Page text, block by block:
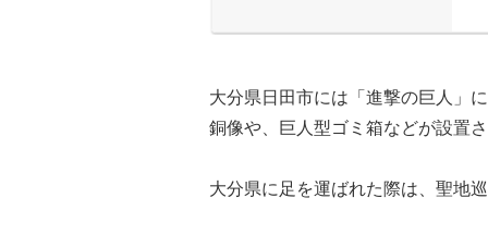
大分県日田市には「進撃の巨人」
銅像や、巨人型ゴミ箱などが設置
大分県に足を運ばれた際は、聖地